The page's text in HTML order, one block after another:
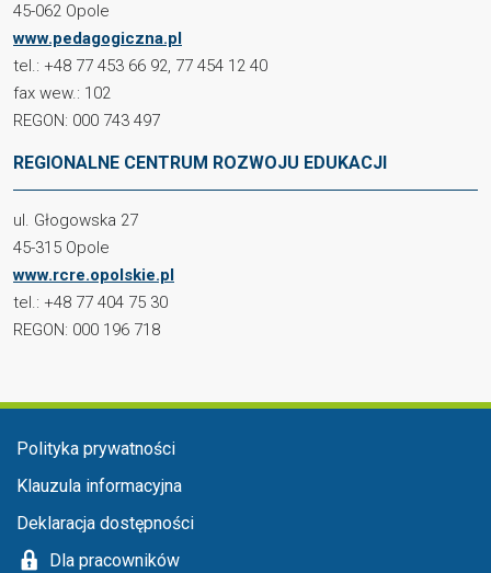
45-062 Opole
www.pedagogiczna.pl
tel.: +48 77 453 66 92, 77 454 12 40
fax wew.: 102
REGON: 000 743 497
REGIONALNE CENTRUM ROZWOJU EDUKACJI
ul. Głogowska 27
45-315 Opole
www.rcre.opolskie.pl
tel.: +48 77 404 75 30
REGON: 000 196 718
Menu stopka
Polityka prywatności
Klauzula informacyjna
Deklaracja dostępności
Dla pracowników